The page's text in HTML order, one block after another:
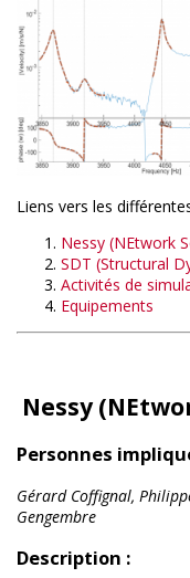
Liens vers les
Nessy (NEtwork
SDT (Structural
Activités de
Equipements
Nessy
Personnes
Gérard Coffignal,
Gengembre
Description :